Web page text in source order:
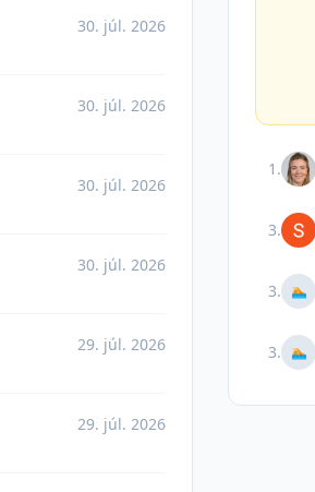
1 .
3.
3. 🏊
3. 🏊
30. júl. 2026
30. júl. 2026
30. júl. 2026
30. júl. 2026
29. júl. 2026
29. júl. 2026